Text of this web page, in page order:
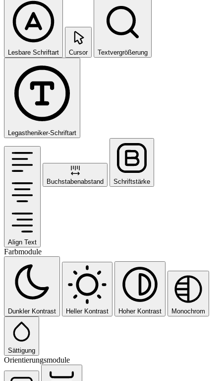
Lesbare Schriftart Cursor Textvergrößerung
Legastheniker-Schriftart
Align Text
Buchstabenabstand Schriftstärke
Farbmodule
Dunkler Kontrast Heller Kontrast Hoher Kontrast Monochrom
Sättigung
Orientierungsmodule